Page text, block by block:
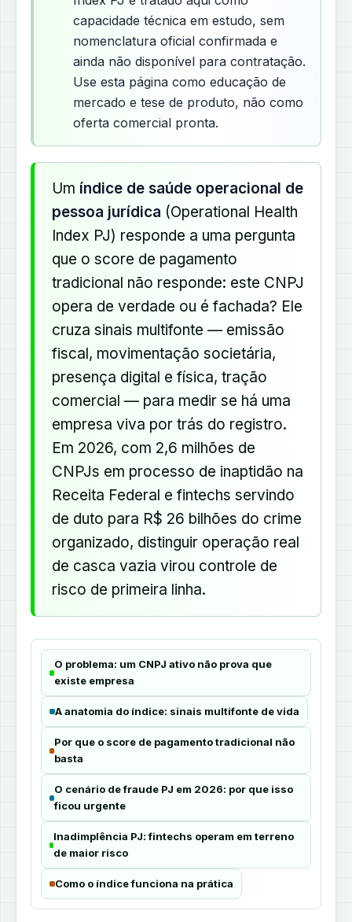
capacidade técnica em estudo, sem
nomenclatura oficial confirmada e
ainda não disponível para contratação.
Use esta página como educação de
mercado e tese de produto, não como
oferta comercial pronta.
Um índice de saúde operacional de
pessoa jurídica (Operational Health
Index PJ) responde a uma pergunta
que o score de pagamento
tradicional não responde: este CNPJ
opera de verdade ou é fachada? Ele
cruza sinais multifonte — emissão
fiscal, movimentação societária,
presença digital e física, tração
comercial — para medir se há uma
empresa viva por trás do registro.
Em 2026, com 2,6 milhões de
CNPJs em processo de inaptidão na
Receita Federal e fintechs servindo
de duto para R$ 26 bilhões do crime
organizado, distinguir operação real
de casca vazia virou controle de
risco de primeira linha.
O problema: um CNPJ ativo não prova que
existe empresa
A anatomia do índice: sinais multifonte de vida
Por que o score de pagamento tradicional não
basta
O cenário de fraude PJ em 2026: por que isso
ficou urgente
Inadimplência PJ: fintechs operam em terreno
de maior risco
Como o índice funciona na prática